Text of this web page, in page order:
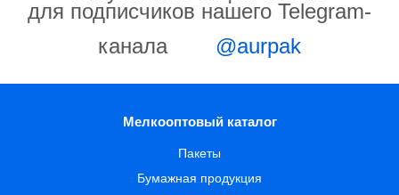
для подписчиков нашего Telegram-
канала
@aurpak
Мелкооптовый каталог
Пакеты
Бумажная продукция